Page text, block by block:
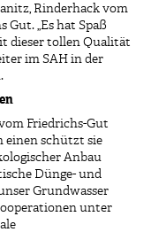
Rinderhack vom
„Es hat Spaß
dieser tollen Qualität
im SAH in der
Friedrichs-Gut
einen schützt sie
Anbau
Dünge- und
Grundwasser
unter